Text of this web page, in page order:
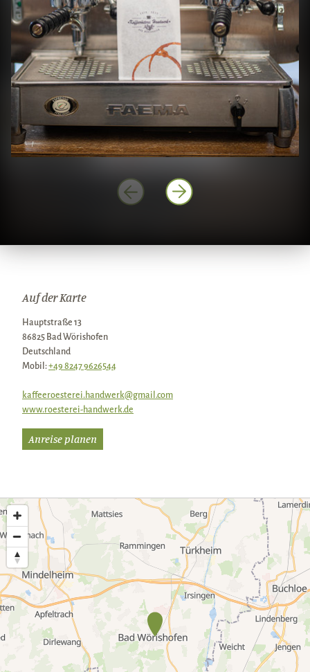
Auf der Karte
Hauptstraße 13
86825 Bad Wörishofen
Deutschland
Mobil:+49 8247 9626544
kaffeeroesterei.handwerk@gmail.com
www.roesterei-handwerk.de
Anreise planen